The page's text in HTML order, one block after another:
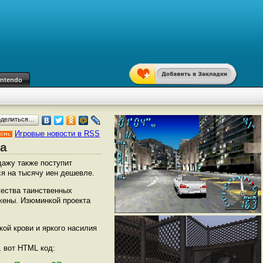
Игровые новости в RSS
также поступит
на тысячу иен дешевле.
таинственных
Изюминкой проекта
крови и яркого насилия
HTML код: